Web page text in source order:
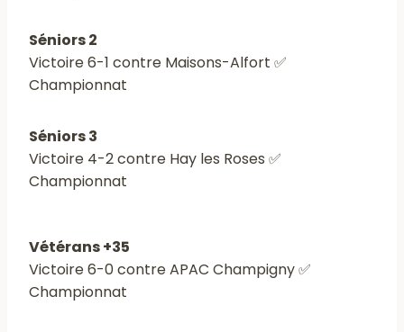
Séniors 2
Victoire 6-1 contre Maisons-Alfort ✅
Championnat
Séniors 3
Victoire 4-2 contre Hay les Roses ✅
Championnat
Vétérans +35
Victoire 6-0 contre APAC Champigny ✅
Championnat